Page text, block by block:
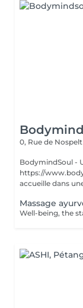
0, Rue de Nospelt
BodymindSoul -
https://
accueille dans
Massage